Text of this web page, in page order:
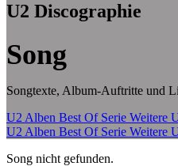
U2 Discographie
Song
Songtexte, Album-Auftritte und
U2 Alben Best Of Serie Weitere
U2 Alben Best Of Serie Weitere
Song nicht gefunden.